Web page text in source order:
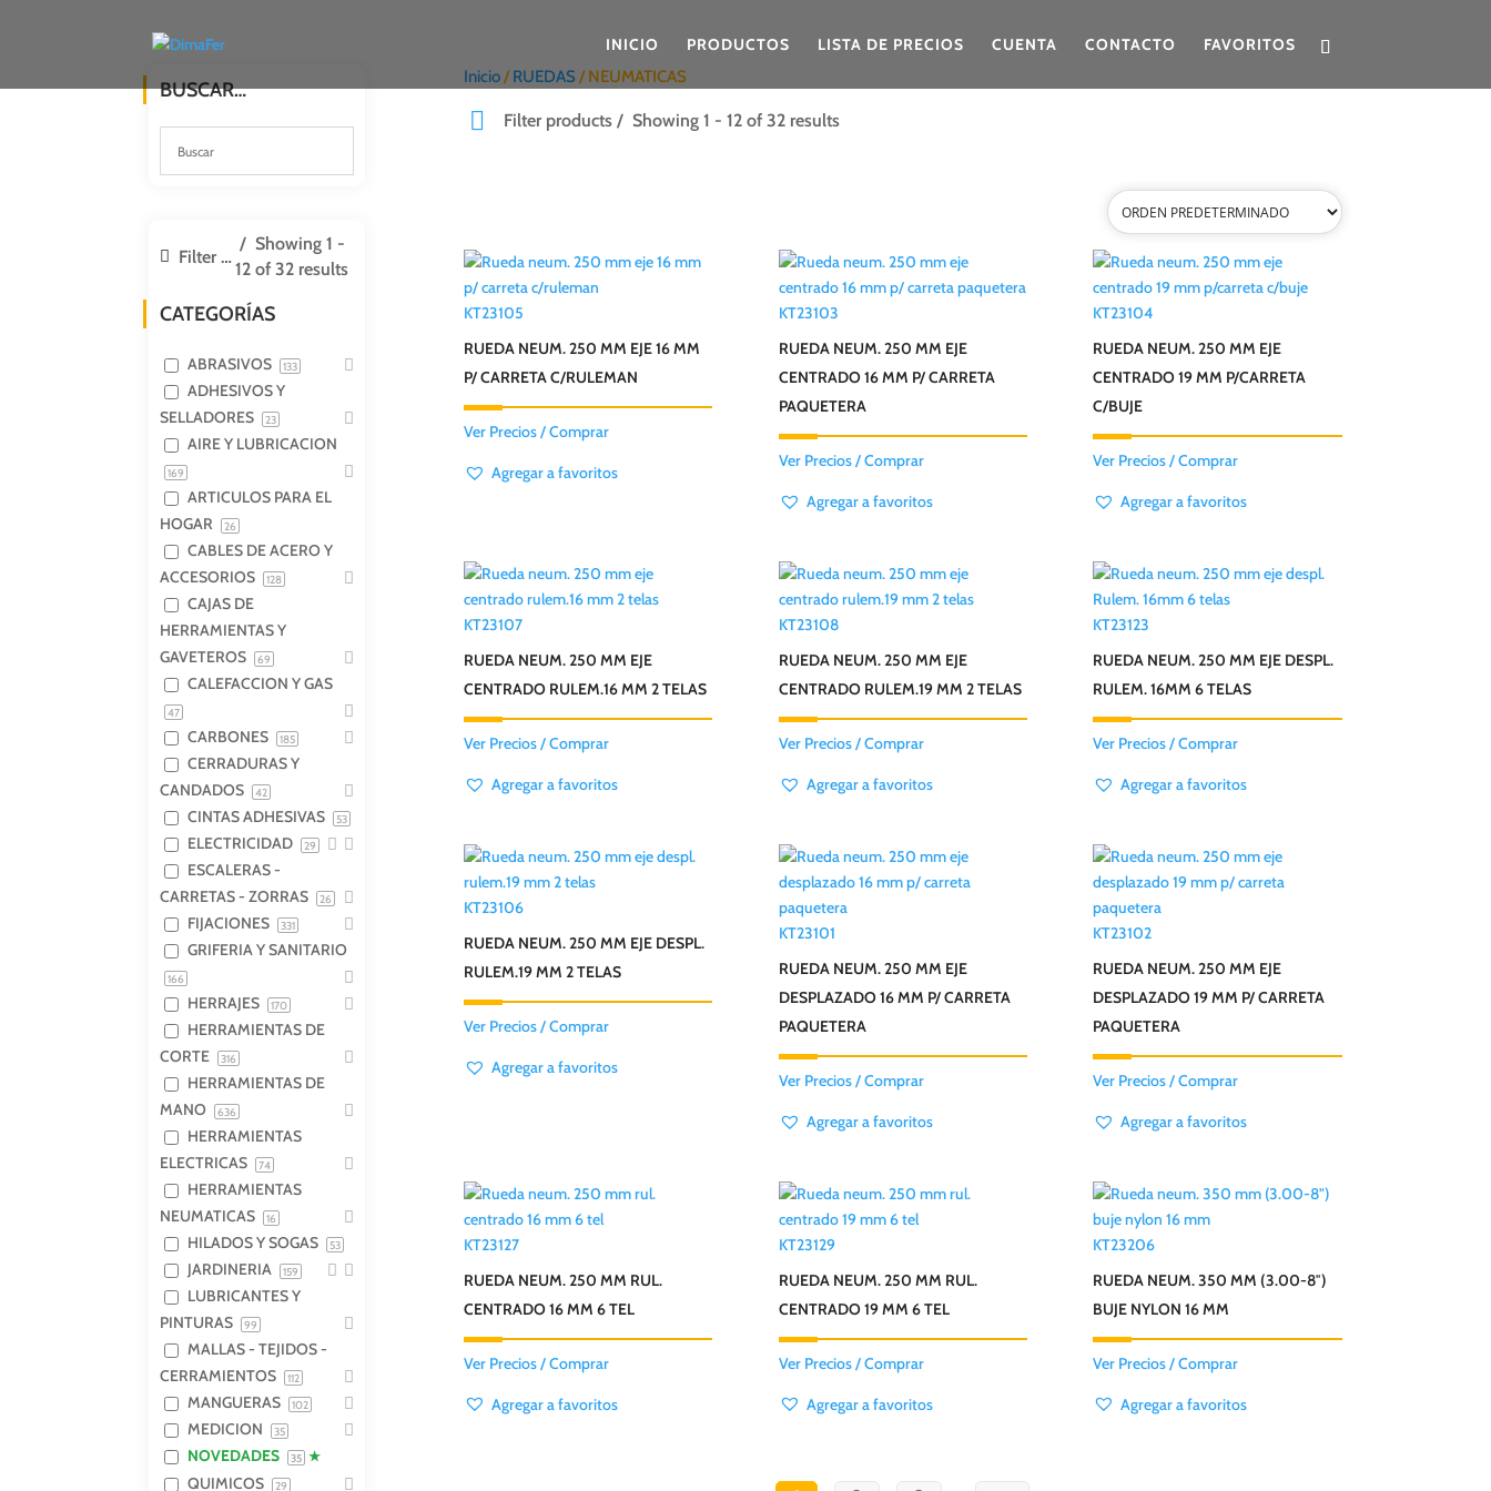
INICIO PRODUCTOS LISTA DE PRECIOS CUENTA CONTACTO
FAVORITOS
Inicio/RUEDAS / NEUMATICAS
Filter products Showing 1 - 12 of 32 results
KT23105
RUEDA NEUM. 250 MM EJE 16 MM
P/ CARRETA C/RULEMAN
Ver Precios / Comprar
Agregar a favoritos
KT23103
RUEDA NEUM. 250 MM EJE
CENTRADO 16 MM P/ CARRETA
PAQUETERA
Ver Precios / Comprar
Agregar a favoritos
KT23104
RUEDA NEUM. 250 MM EJE
CENTRADO 19 MM P/CARRETA
C/BUJE
Ver Precios / Comprar
Agregar a favoritos
KT23107
RUEDA NEUM. 250 MM EJE
CENTRADO RULEM.16 MM 2 TELAS
Ver Precios / Comprar
Agregar a favoritos
KT23108
RUEDA NEUM. 250 MM EJE
CENTRADO RULEM.19 MM 2 TELAS
Ver Precios / Comprar
Agregar a favoritos
KT23123
RUEDA NEUM. 250 MM EJE DESPL.
RULEM. 16MM 6 TELAS
Ver Precios / Comprar
Agregar a favoritos
KT23106
RUEDA NEUM. 250 MM EJE DESPL.
RULEM.19 MM 2 TELAS
Ver Precios / Comprar
Agregar a favoritos
KT23101
RUEDA NEUM. 250 MM EJE
DESPLAZADO 16 MM P/ CARRETA
PAQUETERA
Ver Precios / Comprar
Agregar a favoritos
KT23102
RUEDA NEUM. 250 MM EJE
DESPLAZADO 19 MM P/ CARRETA
PAQUETERA
Ver Precios / Comprar
Agregar a favoritos
KT23127
RUEDA NEUM. 250 MM RUL.
CENTRADO 16 MM 6 TEL
Ver Precios / Comprar
Agregar a favoritos
KT23129
RUEDA NEUM. 250 MM RUL.
CENTRADO 19 MM 6 TEL
Ver Precios / Comprar
Agregar a favoritos
KT23206
RUEDA NEUM. 350 MM (3.00-8″)
BUJE NYLON 16 MM
Ver Precios / Comprar
Agregar a favoritos
BUSCAR…
Filter products
Showing 1 -
12 of 32 results
CATEGORÍAS
ABRASIVOS 133
ADHESIVOS Y
SELLADORES
23
AIRE Y LUBRICACION
169
ARTICULOS PARA EL
HOGAR
26
CABLES DE ACERO Y
ACCESORIOS
128
CAJAS DE
HERRAMIENTAS Y
GAVETEROS
69
CALEFACCION Y GAS
47
CARBONES 185
CERRADURAS Y
CANDADOS
42
CINTAS ADHESIVAS 53
ELECTRICIDAD 29
ESCALERAS -
CARRETAS - ZORRAS
26
FIJACIONES 331
GRIFERIA Y SANITARIO
166
HERRAJES 170
HERRAMIENTAS DE
CORTE
316
HERRAMIENTAS DE
MANO
636
HERRAMIENTAS
ELECTRICAS
74
HERRAMIENTAS
NEUMATICAS
16
HILADOS Y SOGAS 53
JARDINERIA 159
LUBRICANTES Y
PINTURAS
99
MALLAS - TEJIDOS -
CERRAMIENTOS
112
MANGUERAS 102
MEDICION 35
NOVEDADES 35
QUIMICOS 29